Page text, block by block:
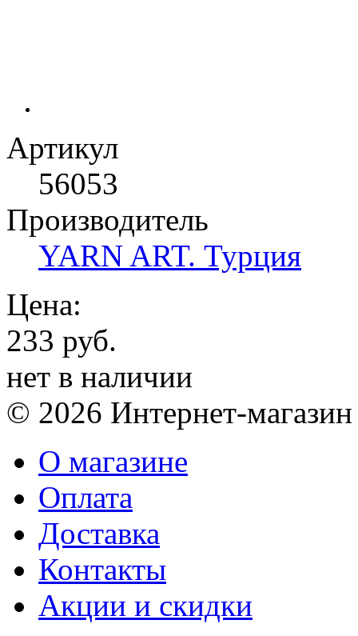
Артикул
56053
Производитель
YARN ART. Турция
Цена:
233 руб.
нет в наличии
© 2026 Интернет-
О магазине
Оплата
Доставка
Контакты
Акции и скидки